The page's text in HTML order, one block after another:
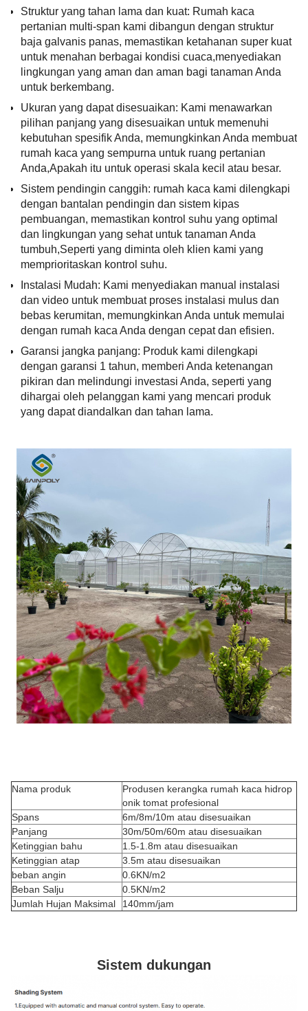
Struktur yang tahan lama dan kuat: Rumah kaca
pertanian multi-span kami dibangun dengan struktur
baja galvanis panas, memastikan ketahanan super kuat
untuk menahan berbagai kondisi cuaca,menyediakan
lingkungan yang aman dan aman bagi tanaman Anda
untuk berkembang.
Ukuran yang dapat disesuaikan: Kami menawarkan
pilihan panjang yang disesuaikan untuk memenuhi
kebutuhan spesifik Anda, memungkinkan Anda membuat
rumah kaca yang sempurna untuk ruang pertanian
Anda,Apakah itu untuk operasi skala kecil atau besar.
Sistem pendingin canggih: rumah kaca kami dilengkapi
dengan bantalan pendingin dan sistem kipas
pembuangan, memastikan kontrol suhu yang optimal
dan lingkungan yang sehat untuk tanaman Anda
tumbuh,Seperti yang diminta oleh klien kami yang
memprioritaskan kontrol suhu.
Instalasi Mudah: Kami menyediakan manual instalasi
dan video untuk membuat proses instalasi mulus dan
bebas kerumitan, memungkinkan Anda untuk memulai
dengan rumah kaca Anda dengan cepat dan efisien.
Garansi jangka panjang: Produk kami dilengkapi
dengan garansi 1 tahun, memberi Anda ketenangan
pikiran dan melindungi investasi Anda, seperti yang
dihargai oleh pelanggan kami yang mencari produk
yang dapat diandalkan dan tahan lama.
Nama produk
Produsen kerangka rumah kaca hidrop
onik tomat profesional
Spans
6m/8m/10m atau disesuaikan
Panjang
30m/50m/60m atau disesuaikan
Ketinggian bahu
1.5-1.8m atau disesuaikan
Ketinggian atap
3.5m atau disesuaikan
beban angin
0.6KN/m2
Beban Salju
0.5KN/m2
Jumlah Hujan Maksimal
140mm/jam
Sistem dukungan